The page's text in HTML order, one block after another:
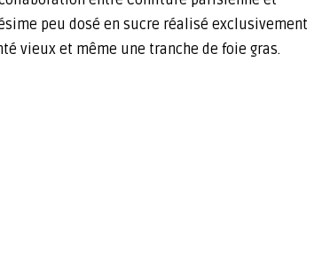
peu dosé en sucre réalisé exclusivement
vieux et même une tranche de foie gras.